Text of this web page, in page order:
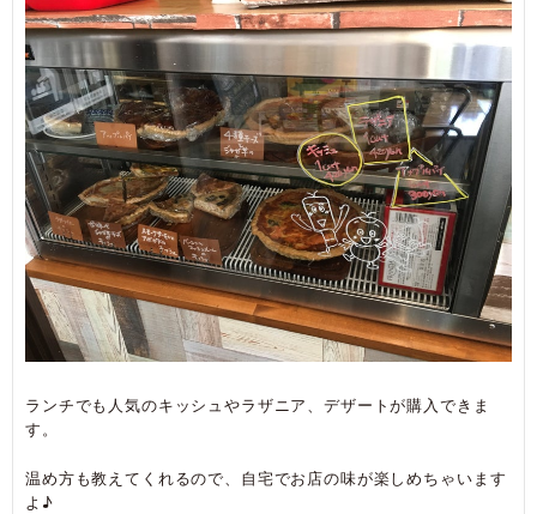
ランチでも人気のキッシュやラザニア、デザートが購入できま
す。
温め方も教えてくれるので、自宅でお店の味が楽しめちゃいます
よ♪